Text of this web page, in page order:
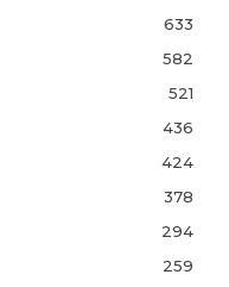
633
582
521
436
424
378
294
259